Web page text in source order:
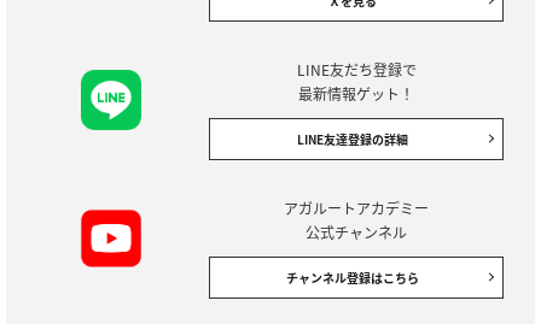
LINE友だち登録で
最新情報ゲット！
LINE友達登録の詳細
アガルートアカデミー
公式チャンネル
チャンネル登録はこちら